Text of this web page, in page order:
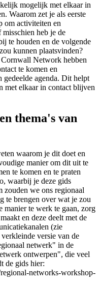
mogelijk met elkaar in
Waarom zet je als eerste
om activiteiten en
heb je de
te houden en de volgende
kunnen plaatsvinden?
Cornwall Network hebben
te komen en
gedeelde agenda. Dit helpt
met elkaar in contact blijven
thema's van
waarom je dit doet en
manier om dit uit te
te komen en te praten
waarbij je deze gids
zouden we ons regionaal
te brengen over wat je zou
manier te werk te gaan, zorg
en deze deelt met de
(zie
versie van de
netwerk" in de
ontwerpen", die veel
de gids hier:
networks-workshop-